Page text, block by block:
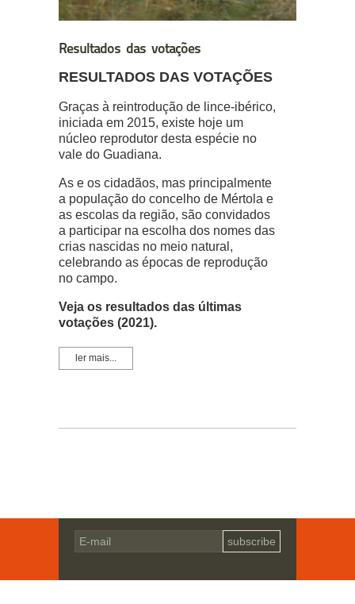
Resultados das votações
RESULTADOS DAS VOTAÇÕES
Graças à reintrodução de lince-ibérico,
iniciada em 2015, existe hoje um
núcleo reprodutor desta espécie no
vale do Guadiana.
As e os cidadãos, mas principalmente
a população do concelho de Mértola e
as escolas da região, são convidados
a participar na escolha dos nomes das
crias nascidas no meio natural,
celebrando as épocas de reprodução
no campo.
Veja os resultados das últimas
votações (2021).
ler mais...